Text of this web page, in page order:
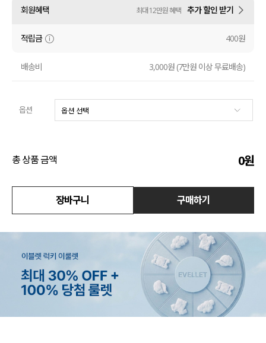
액티브
아우터
코디템
회원혜택 최대 12만원 혜택 추가 할인 받기
적립금 400원
배송비 3,000원 (7만원 이상 무료배송)
옵션
총 상품 금액 0원
장바구니 구매하기